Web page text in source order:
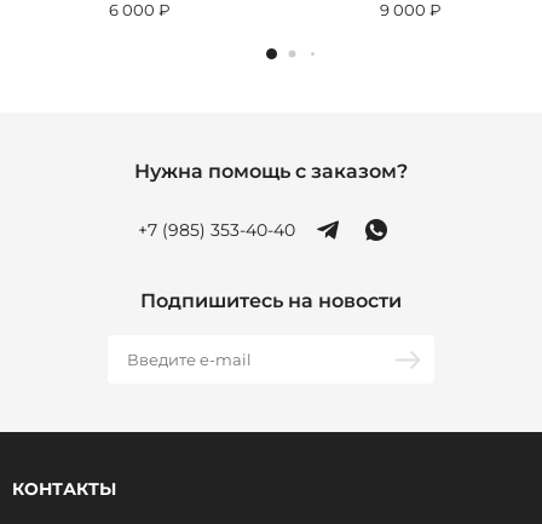
6 000 ₽ 9 000 ₽
Нужна помощь с заказом?
+7 (985) 353-40-40
Подпишитесь на новости
КОНТАКТЫ